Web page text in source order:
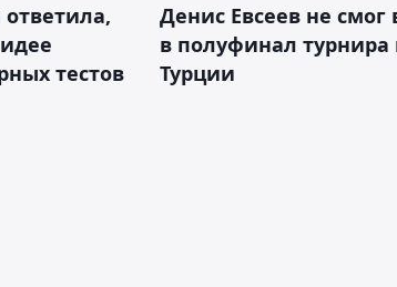
тестов
Денис Евсеев не смог
в полуфинал турнира
Турции